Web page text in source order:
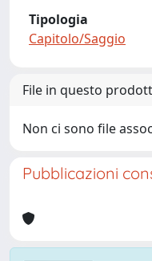
Tipologia
Capitolo/Saggio
File in questo
Non ci sono file
Pubblicazioni